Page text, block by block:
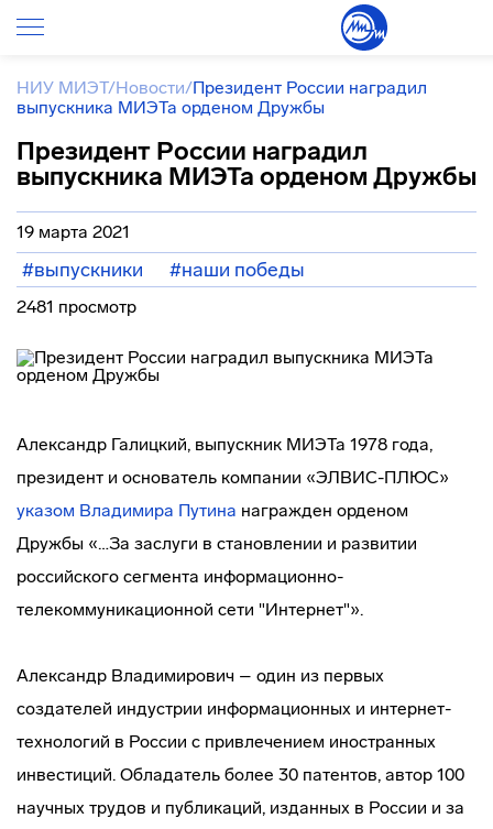
НИУ МИЭТ/Новости/Президент России наградил
выпускника МИЭТа орденом Дружбы
Президент России наградил
выпускника МИЭТа орденом Дружбы
19 марта 2021
#выпускники #наши победы
2481 просмотр
Александр Галицкий, выпускник МИЭТа 1978 года,
президент и основатель компании «ЭЛВИС-ПЛЮС»
указом Владимира Путина награжден орденом
Дружбы «…За заслуги в становлении и развитии
российского сегмента информационно-
телекоммуникационной сети "Интернет"».
Александр Владимирович – один из первых
создателей индустрии информационных и интернет-
технологий в России с привлечением иностранных
инвестиций. Обладатель более 30 патентов, автор 100
научных трудов и публикаций, изданных в России и за